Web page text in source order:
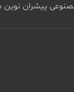
پیشران نوین در